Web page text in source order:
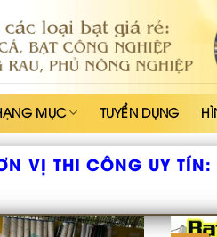
MỤC TUYỂN DỤNG
VỊ THI CÔNG UY TÍN: